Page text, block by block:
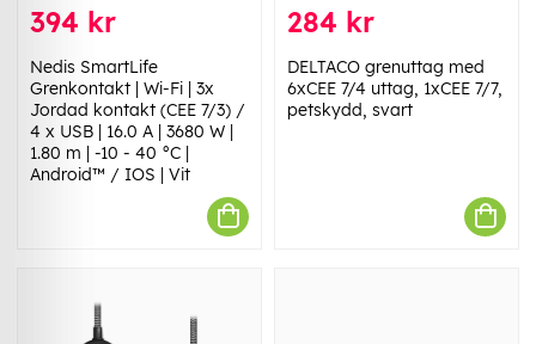
394 kr
Nedis SmartLife
Grenkontakt | Wi-Fi | 3x
Jordad kontakt (CEE 7/3) /
4 x USB | 16.0 A | 3680 W |
1.80 m | -10 - 40 °C |
Android™ / IOS | Vit
284 kr
DELTACO grenuttag med
6xCEE 7/4 uttag, 1xCEE 7/7,
petskydd, svart